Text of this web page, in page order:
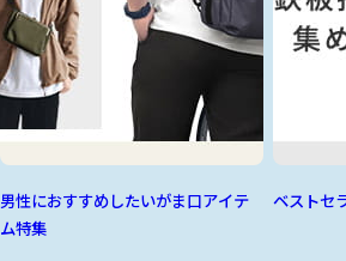
男性におすすめしたいがま口アイテ
ム特集
ベストセ